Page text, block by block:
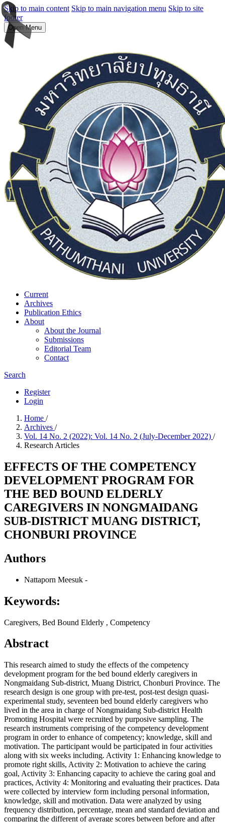
Skip to main content Skip to main navigation menu Skip to site
footer
Open Menu
Current
Archives
Publication Ethics
About
About the Journal
Submissions
Editorial Team
Contact
Search
Register
Login
Home /
Archives /
Vol. 14 No. 2 (2022): Vol. 14 No. 2 (July-December 2022) /
Research Articles
EFFECTS OF THE COMPETENCY
DEVELOPMENT PROGRAM FOR
THE BED BOUND ELDERLY
CAREGIVERS IN NONGMAIDANG
SUB-DISTRICT MUANG DISTRICT,
CHONBURI PROVINCE
Authors
Nattaporn Meesuk -
Keywords:
Caregivers, Bed Bound Elderly , Competency
Abstract
This research aimed to study the effects of the competency
development program for the bed bound elderly caregivers in
Nongmaidang Sub-district, Muang District, Chonburi Province. The
research design is one group with pre-test, post-test design quasi-
experimental study, seventeen bed bound elderly caregivers who
lived in the area in charge of Nongmaidang Sub-district Health
Promoting Hospital were recruited by purposive sampling. The
research instruments comprising of the competency development
program in order to enhance of competency; knowledge, skill and
motivation. The participant would be participated in four activities
along with six weeks including. Activity 1: Enhancing knowledge to
promote right skills, Activity 2: Motivation to achieve the caring
goal, Activity 3: Enhancing capacity to achieve the caring goal and
practices, Activity 4: Monitoring and evaluating their practices. Data
were collected by interview form including personal information,
knowledge, skill and motivation. Data were analyzed by using
frequency distribution, percentage, mean and standard deviation and
comparing the different of average scores between before and after